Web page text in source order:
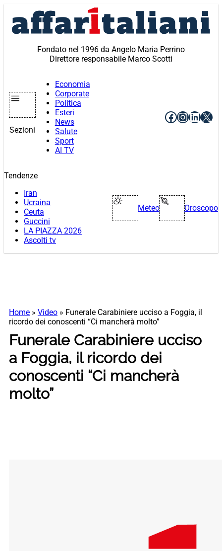
contenuto
Fondato nel 1996 da Angelo Maria Perrino
Direttore responsabile Marco Scotti
Sezioni
Economia
Corporate
Politica
Esteri
News
Salute
Sport
AI TV
Facebook
X
Tendenze
Iran
Ucraina
Ceuta
Guccini
LA PIAZZA 2026
Ascolti tv
Meteo Oroscopo
Home » Video » Funerale Carabiniere ucciso a Foggia, il
ricordo dei conoscenti “Ci mancherà molto”
Funerale Carabiniere ucciso
a Foggia, il ricordo dei
conoscenti “Ci mancherà
molto”